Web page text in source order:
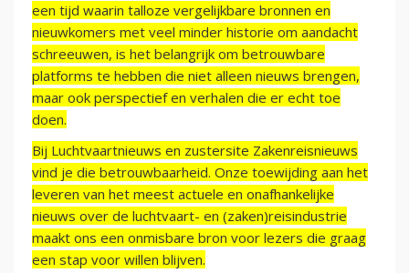
een tijd waarin talloze vergelijkbare bronnen en
nieuwkomers met veel minder historie om aandacht
schreeuwen, is het belangrijk om betrouwbare
platforms te hebben die niet alleen nieuws brengen,
maar ook perspectief en verhalen die er echt toe
doen.
Bij Luchtvaartnieuws en zustersite Zakenreisnieuws
vind je die betrouwbaarheid. Onze toewijding aan het
leveren van het meest actuele en onafhankelijke
nieuws over de luchtvaart- en (zaken)reisindustrie
maakt ons een onmisbare bron voor lezers die graag
een stap voor willen blijven.